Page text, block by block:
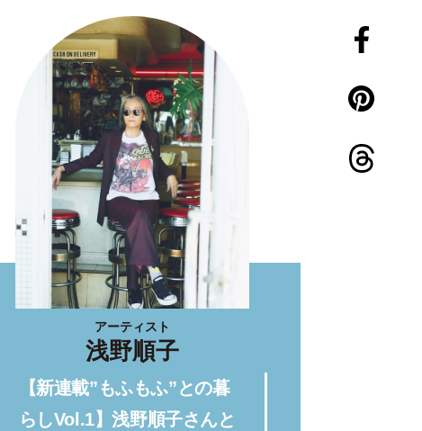
アーティスト
浅野順子
【新連載”もふもふ”との暮
らしVol.1】浅野順子さんと